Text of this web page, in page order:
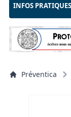
INFOS PRATIQUES
Préventica